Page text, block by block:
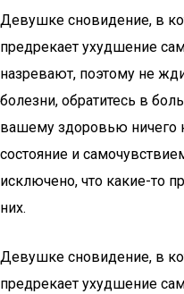
Девушке сновидение, в
предрекает ухудшение
назревают, поэтому не
болезни, обратитесь в
вашему здоровью ничего
состояние и
исключено, что какие-то
них.
Девушке сновидение, в
предрекает ухудшение